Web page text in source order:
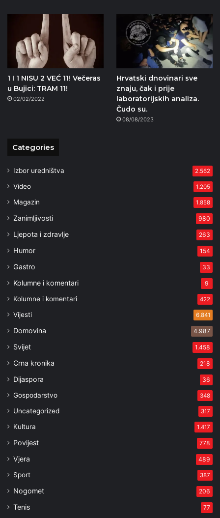
1 I 1 NISU 2 VEĆ 11! Večeras
u Bujici: TRAM 11!
02/02/2022
Hrvatski dnovinari sve
znaju, čak i prije
laboratorijskih analiza.
Čudo su.
08/08/2023
Categories
Izbor uredništva 2.562
Video 1.205
Magazin 1.858
Zanimljivosti 980
Ljepota i zdravlje 263
Humor 154
Gastro 33
Kolumne i komentari 9
Kolumne i komentari 422
Vijesti 6.841
Domovina 4.987
Svijet 1.458
Crna kronika 218
Dijaspora 36
Gospodarstvo 348
Uncategorized 317
Kultura 1.417
Povijest 778
Vjera 489
Sport 387
Nogomet 206
Tenis 77